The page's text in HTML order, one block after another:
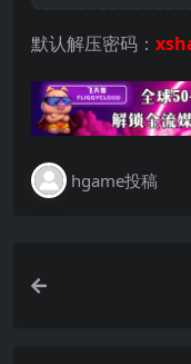
默认解压密码：
hgame投稿